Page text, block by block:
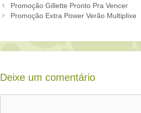
Promoção Gillette Pronto Pra Vencer
Promoção Extra Power Verão Multiplixe
Deixe um comentário